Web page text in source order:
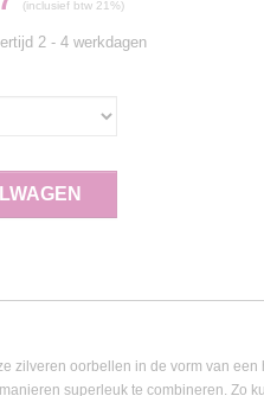
(inclusief btw 21%)
2 - 4 werkdagen
zilveren oorbellen in de vorm van
superleuk te combineren. Zo